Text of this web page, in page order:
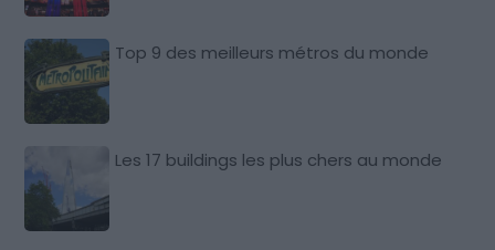
Top 9 des meilleurs métros du monde
Les 17 buildings les plus chers au monde